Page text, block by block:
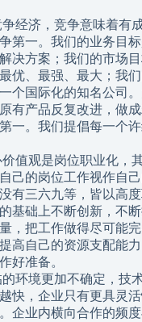
经济，竞争意味着有
第一。我们的业务目
决方案；我们的市场
优、最强、最大；我
个国际化的知名公司
有产品反复改进，做成
一。我们提倡每一个
值观是岗位职业化，
己的岗位工作视作自
有三六九等，皆以高
基础上不断创新，不
，把工作做得尽可能
高自己的资源支配能
好准备。
环境更加不确定，技
快，企业只有更具灵
企业内横向合作的频